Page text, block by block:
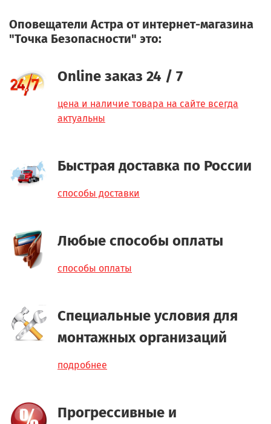
Оповещатели Астра от интернет-магазина
"Точка Безопасности" это:
Online заказ 24 / 7
цена и наличие товара на сайте всегда
актуальны
Быстрая доставка по России
способы доставки
Любые способы оплаты
способы оплаты
Специальные условия для
монтажных организаций
подробнее
Прогрессивные и